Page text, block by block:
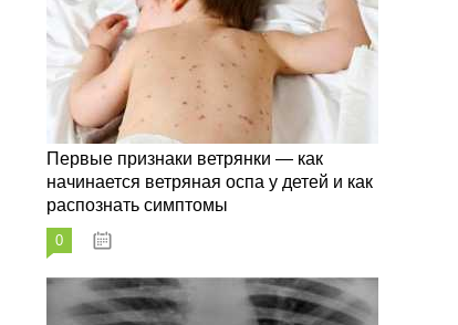
Первые признаки ветрянки — как
начинается ветряная оспа у детей и как
распознать симптомы
0